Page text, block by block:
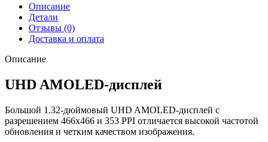
Описание
Детали
Отзывы (0)
Доставка и оплата
Описание
UHD AMOLED-дисплей
Большой 1.32-дюймовый UHD AMOLED-дисплей с
разрешением 466х466 и 353 PPI отличается высокой частотой
обновления и четким качеством изображения.